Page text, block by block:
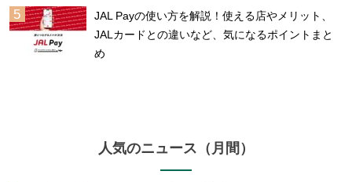
JAL Payの使い方を解説！使える店やメリット、
JALカードとの違いなど、気になるポイントまと
め
人気のニュース（月間）